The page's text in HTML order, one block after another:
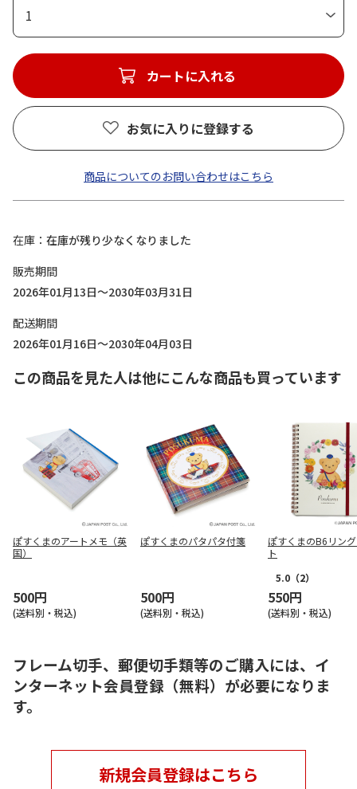
1
カートに入れる
お気に入りに登録する
商品についてのお問い合わせはこちら
在庫
在庫が残り少なくなりました
販売期間
2026年01月13日～2030年03月31日
配送期間
2026年01月16日～2030年04月03日
この商品を見た人は他にこんな商品も買っています
ぽすくまのアートメモ（英
国）
500円
(送料別・税込)
ぽすくまのパタパタ付箋
500円
(送料別・税込)
ぽすくまのB6リン
ト
5.0 （2）
550円
(送料別・税込)
フレーム切手、郵便切手類等のご購入には、イ
ンターネット会員登録（無料）が必要になりま
す。
新規会員登録はこちら